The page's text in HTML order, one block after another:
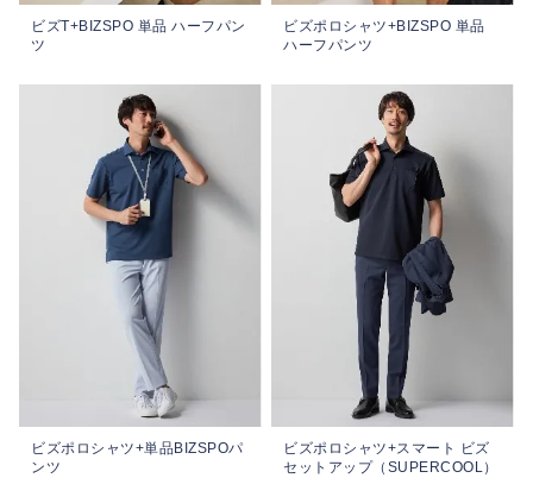
ビズT+BIZSPO 単品 ハーフパン
ツ
ビズポロシャツ+BIZSPO 単品
ハーフパンツ
ビズポロシャツ+単品BIZSPOパ
ンツ
ビズポロシャツ+スマート ビズ
セットアップ（SUPERCOOL）